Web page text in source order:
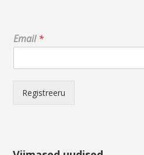
E
m
i
l
Email*
Registreeru